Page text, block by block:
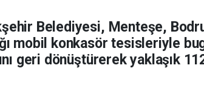
Belediyesi, Menteşe,
mobil konkasör tesisleriyle
geri dönüştürerek yaklaşık